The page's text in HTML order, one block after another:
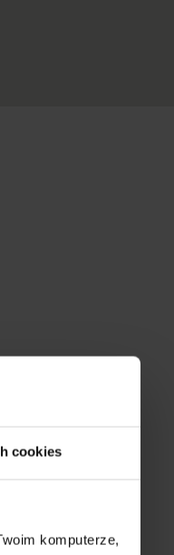
cookies
komputerze,